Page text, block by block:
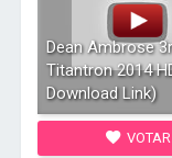
Dean Ambrose
Titantron 2014
Download Link)
VOTAR